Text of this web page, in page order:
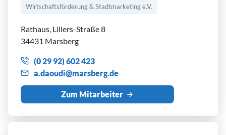
Wirtschaftsförderung & Stadtmarketing e.V.
Rathaus, Lillers-Straße 8
34431 Marsberg
(0 29 92) 602 423
d
d m rsb rg d
Zum Mitarbeiter